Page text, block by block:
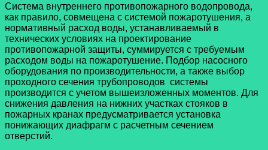
Система внутреннего противопожарного водопровода,
как правило, совмещена с системой пожаротушения, а
нормативный расход воды, устанавливаемый в
технических условиях на проектирование
противопожарной защиты, суммируется с требуемым
расходом воды на пожаротушение. Подбор насосного
оборудования по производительности, а также выбор
проходного сечения трубопроводов системы
производится с учетом вышеизложенных моментов. Для
снижения давления на нижних участках стояков в
пожарных кранах предусматривается установка
понижающих диафрагм с расчетным сечением
отверстий.